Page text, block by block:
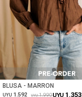
Talle
BLUSA - MARRON
UYU 1.592 UYU 1.990UYU 1.353